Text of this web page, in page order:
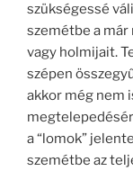
szükségessé
szemétbe a
vagy holmijait.
szépen
akkor még nem
a “lomok”
szemétbe az